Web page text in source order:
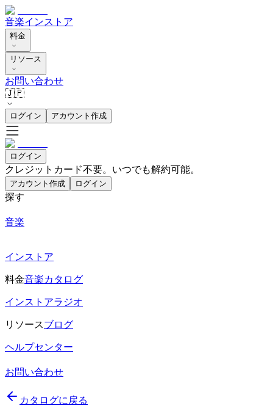
音楽インストア
料金
リソース
お問い合わせ
🇯🇵
ログイン アカウント作成
ログイン
クレジットカード不要。いつでも解約可能。
アカウント作成 ログイン
探す
音楽
インストア
料金音楽カタログ
インストアラジオ
リソースブログ
ヘルプセンター
お問い合わせ
カタログに戻る